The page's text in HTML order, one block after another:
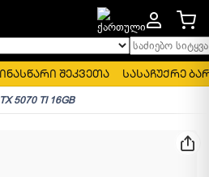
საძიებო
შეკვეთა სასაჩუქრე
5070 TI 16GB